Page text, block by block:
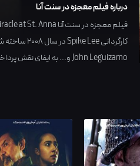
درباره فیلم معجزه در سنت آنا
فیلم معجزه در سنت آنا Miracle at St. Anna محصول کشور
کارگردانیSpike Leeدر سال2008ساخته
John Leguizamoو... به ایفای نقش